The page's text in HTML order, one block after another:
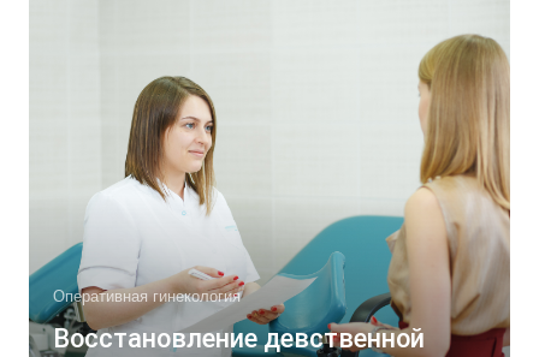
Оперативная гинекология
Восстановление девственной